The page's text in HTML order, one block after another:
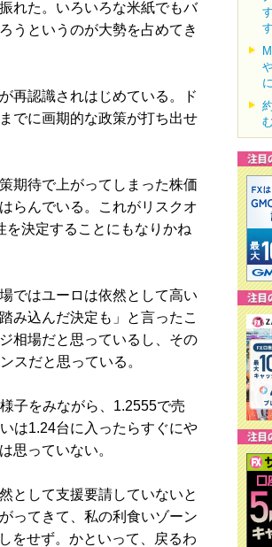
れた。いろいろな米紙でもバ
うというのが大勢を占めてき
再認識されはじめている。ド
でに画期的な政策が打ち出せ
期待で上がってしまった株価
らんでいる。これがリスクオ
を決定することにもなりかね
ではユーロは依然として高い
み込んだ決定も」と言ったこ
相場だと思っているし、その
スだと思っている。
子をみながら、1.2555で売
は1.24台に入ったらすぐにや
思っていない。
として支援要請していないと
ってきて、私の利食いゾーン
をせず。かといって、戻るわ